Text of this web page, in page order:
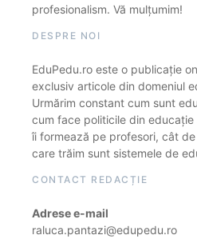
profesionalism. Vă mulțumim!
DESPRE NOI
EduPedu.ro este o publicație
exclusiv articole din domeniul
Urmărim constant cum sunt
cum face politicile din
îi formează pe profesori, cât
care trăim sunt sistemele de
CONTACT REDACȚIE
Adrese e-mail
raluca.pantazi@edupedu.ro